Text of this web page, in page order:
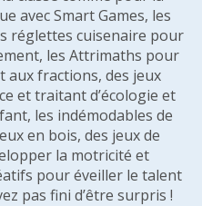
avec Smart Games, les
réglettes cuisenaire pour
les Attrimaths pour
aux fractions, des jeux
et traitant d’écologie et
les indémodables de
en bois, des jeux de
la motricité et
pour éveiller le talent
pas fini d’être surpris !